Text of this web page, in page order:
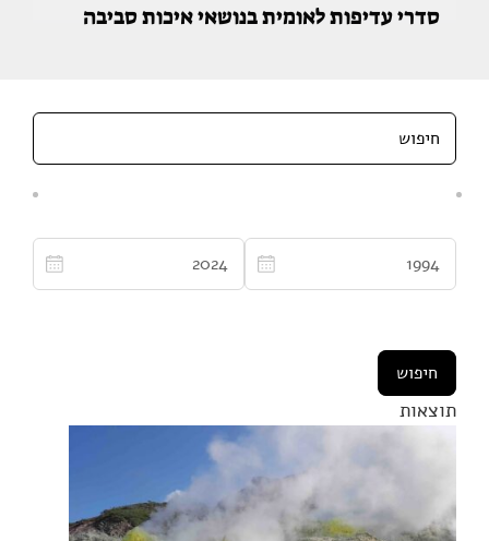
סדרי עדיפות לאומית בנושאי איכות סביבה
תוצאות